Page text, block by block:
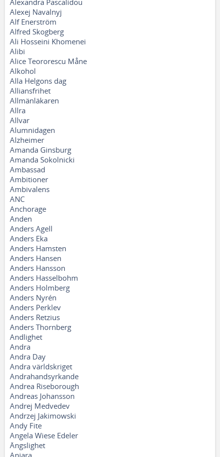
Alexandra Pascalidou
Alexej Navalnyj
Alf Enerström
Alfred Skogberg
Ali Hosseini Khomenei
Alibi
Alice Teororescu Måne
Alkohol
Alla Helgons dag
Alliansfrihet
Allmänläkaren
Allra
Allvar
Alumnidagen
Alzheimer
Amanda Ginsburg
Amanda Sokolnicki
Ambassad
Ambitioner
Ambivalens
ANC
Anchorage
Anden
Anders Agell
Anders Eka
Anders Hamsten
Anders Hansen
Anders Hansson
Anders Hasselbohm
Anders Holmberg
Anders Nyrén
Anders Perklev
Anders Retzius
Anders Thornberg
Andlighet
Andra
Andra Day
Andra världskriget
Andrahandsyrkande
Andrea Riseborough
Andreas Johansson
Andrej Medvedev
Andrzej Jakimowski
Andy Fite
Angela Wiese Edeler
Ängslighet
Aniara